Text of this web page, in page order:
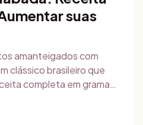
suas
amanteigados com
clássico brasileiro que
completa em gramas,
vender como produto